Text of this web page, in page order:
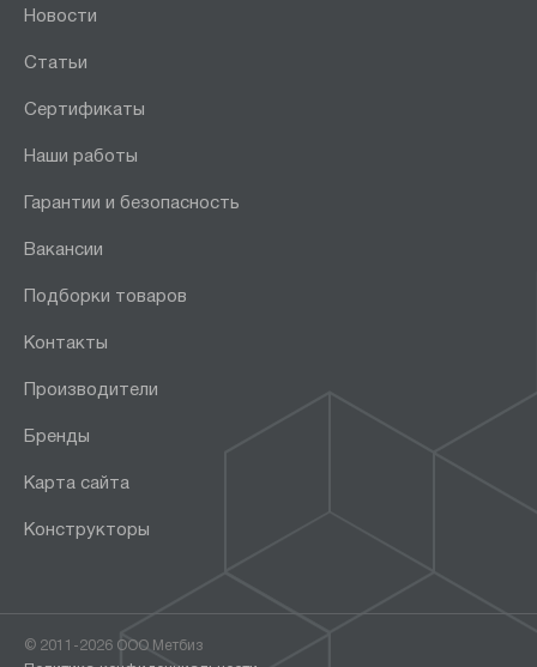
Новости
Статьи
Сертификаты
Наши работы
Гарантии и безопасность
Вакансии
Подборки товаров
Контакты
Производители
Бренды
Карта сайта
Конструкторы
© 2011-2026 ООО Метбиз